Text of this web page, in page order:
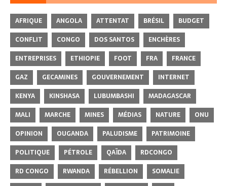
AFRIQUE ANGOLA ATTENTAT BRÉSIL
BUDGET
CONFLIT
CONGO DOS SANTOS
ENCHÈRES
ENTREPRISES
ETHIOPIE FOOT FRA
FRANCE
GAZ
GECAMINES GOUVERNEMENT
INTERNET
KENYA
KINSHASA LUBUMBASHI
MADAGASCAR
MALI
MARCHE MINES MÉDIAS NATURE
ONU
OPINION
OUGANDA PALUDISME
PATRIMOINE
POLITIQUE
PÉTROLE QAÏDA
RDCONGO
RD CONGO
RWANDA RÉBELLION
SOMALIE